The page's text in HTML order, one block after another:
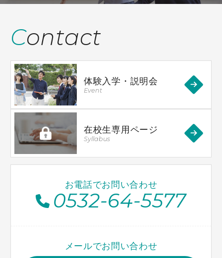
Contact
体験入学・説明会
Event
在校生専用ページ
Syllabus
お電話でお問い合わせ
0532-64-5577
メールでお問い合わせ